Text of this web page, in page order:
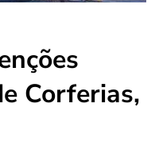
Corferias,